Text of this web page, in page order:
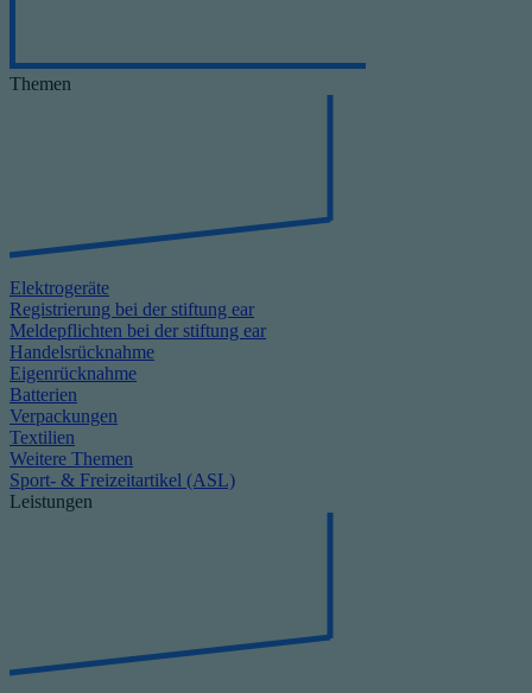
Themen
Elektrogeräte
Registrierung bei der stiftung ear
Meldepflichten bei der stiftung ear
Handelsrücknahme
Eigenrücknahme
Batterien
Verpackungen
Textilien
Weitere Themen
Sport- & Freizeitartikel (ASL)
Leistungen